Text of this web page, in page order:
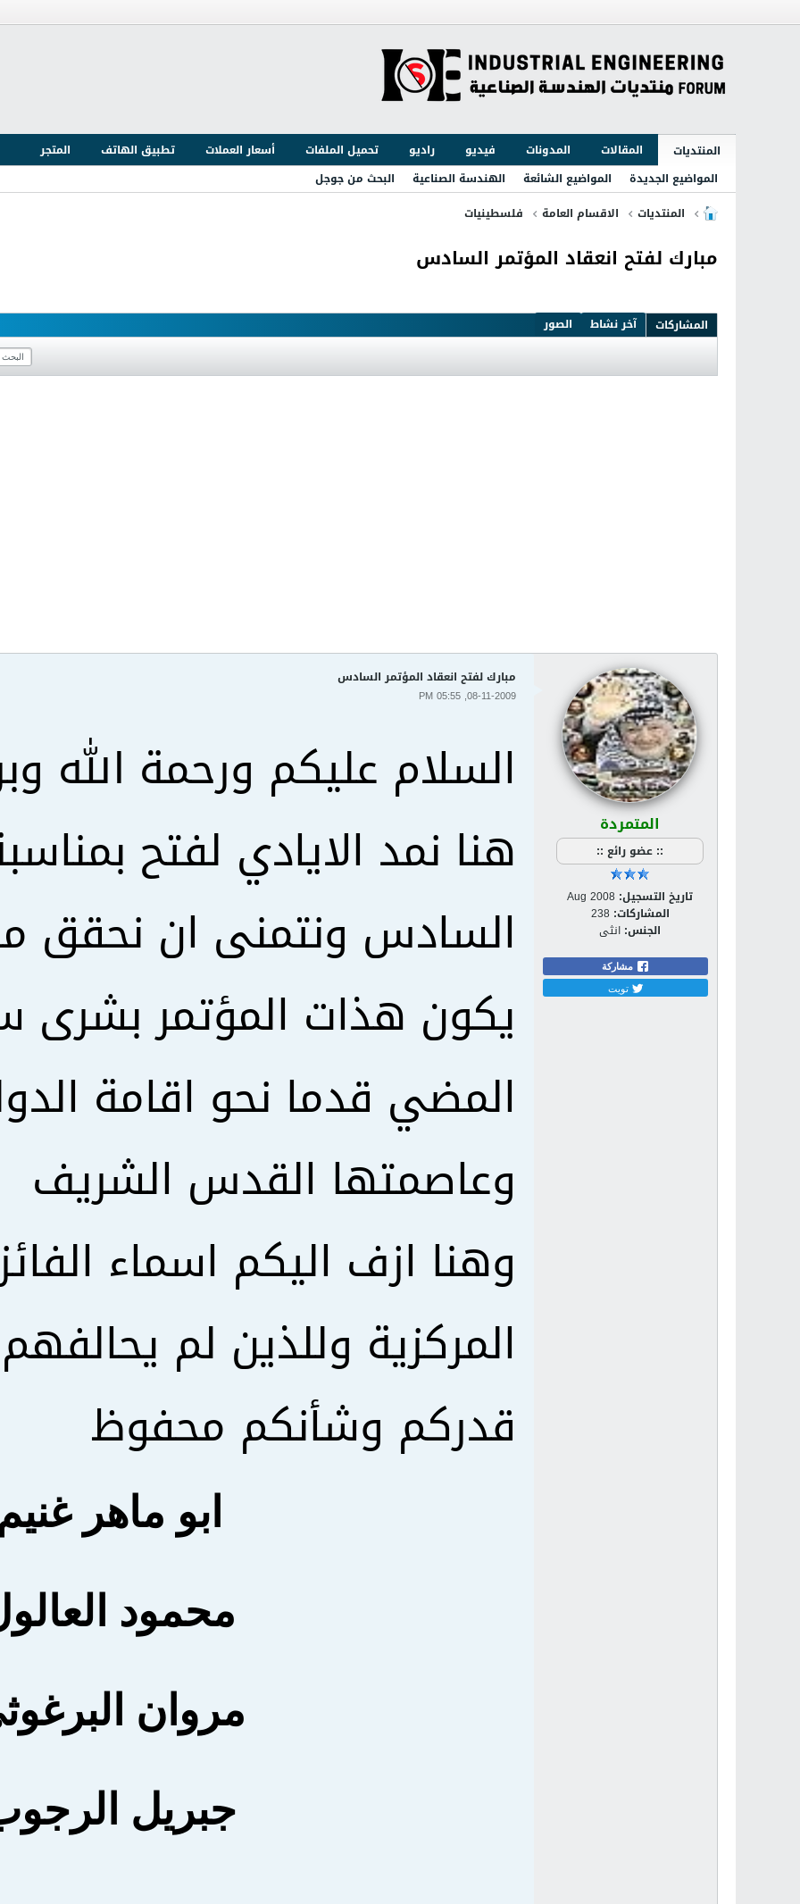
المنتديات المقالات المدونات فيديو راديو تحميل الملفات أسعار العملات تطبيق الهاتف
المتجر
المواضيع الجديدة
المواضيع الشائعة الهندسة الصناعية
البحث من جوجل
المنتديات
الاقسام العامة فلسطينيات
مبارك لفتح انعقاد المؤتمر السادس
المشاركات آخر نشاط الصور
المتمردة
:: عضو رائع ::
تاريخ التسجيل: Aug 2008
المشاركات: 238
الجنس: انثى
مشاركة
تويت
مبارك لفتح انعقاد المؤتمر السادس
08-11-2009, 05:55 PM
السلام عليكم ورحمة الله
هنا نمد الايادي لفتح
السادس ونتمنى ان نحقق
يكون هذات المؤتمر بشرى
المضي قدما نحو اقامة
وعاصمتها القدس الشريف
وهنا ازف اليكم اسماء
المركزية وللذين لم
قدركم وشأنكم محفوظ
ابو ماهر
محمود
مروان
جبريل